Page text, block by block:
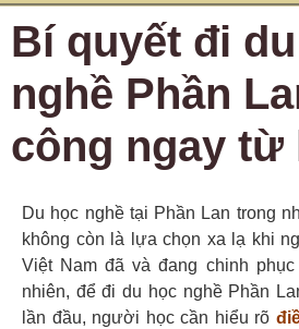
Bí quyết đi
nghề Phần
công ngay từ
Du học nghề tại Phần Lan trong
không còn là lựa chọn xa lạ khi
Việt Nam đã và đang chinh
nhiên, để đi du học nghề Phần
lần đầu, người học cần hiểu rõ